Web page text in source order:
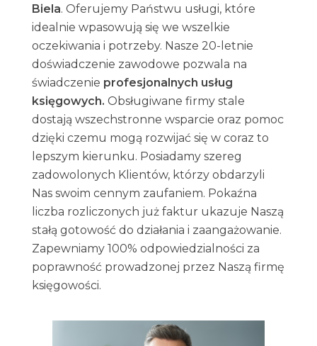
Biela. Oferujemy Państwu usługi, które
idealnie wpasowują się we wszelkie
oczekiwania i potrzeby. Nasze 20-letnie
doświadczenie zawodowe pozwala na
świadczenie profesjonalnych usług
księgowych. Obsługiwane firmy stale
dostają wszechstronne wsparcie oraz pomoc
dzięki czemu mogą rozwijać się w coraz to
lepszym kierunku. Posiadamy szereg
zadowolonych Klientów, którzy obdarzyli
Nas swoim cennym zaufaniem. Pokaźna
liczba rozliczonych już faktur ukazuje Naszą
stałą gotowość do działania i zaangażowanie.
Zapewniamy 100% odpowiedzialności za
poprawność prowadzonej przez Naszą firmę
księgowości.